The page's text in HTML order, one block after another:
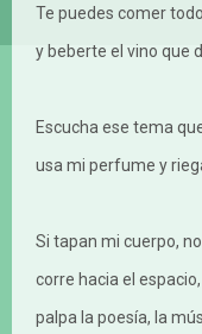
Te puedes comer
y beberte el vino que
Escucha ese tema
usa mi perfume y
Si tapan mi cuerpo,
corre hacia el
palpa la poesía, la